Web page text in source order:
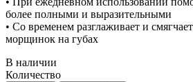
более полными и выразительными
• Со временем разглаживает и
морщинок на губах
В наличии
Количество